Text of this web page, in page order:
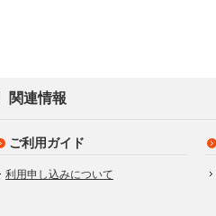
関連情報
ご利用ガイド
利用申し込みについて